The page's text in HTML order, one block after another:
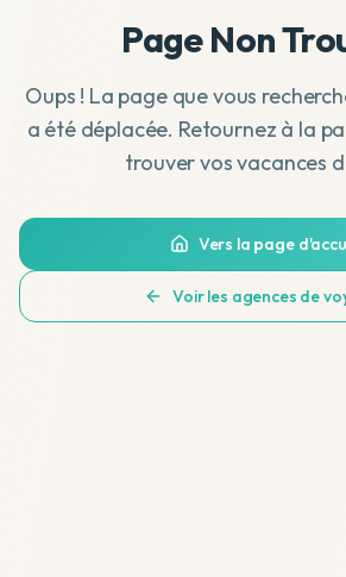
Page Non
Oups ! La page que vous
a été déplacée. Retournez à la
trouver vos vacances
Vers la page
Voir les agences de